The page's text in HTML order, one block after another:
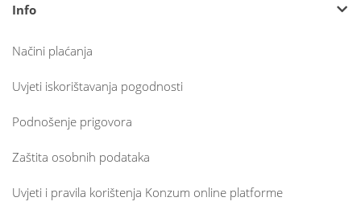
Info
Načini plaćanja
Uvjeti iskorištavanja pogodnosti
Podnošenje prigovora
Zaštita osobnih podataka
Uvjeti i pravila korištenja Konzum online platforme